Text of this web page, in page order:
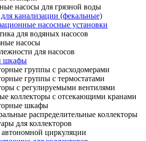
насосы для грязной воды
канализации (фекальные)
насосные установки
для водяных насосов
насосы
для насосов
шкафы
группы с расходомерами
группы с термостатами
с регулируемыми вентилями
коллекторы с отсекающими кранами
шкафы
распределительные коллекторы
для коллекторов
циркуляции